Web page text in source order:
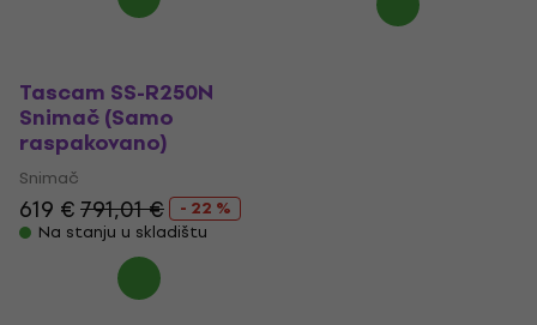
Tascam SS-R250N
Snimač (Samo
raspakovano)
Snimač
619 €791,01 €
- 22 %
Na stanju u skladištu